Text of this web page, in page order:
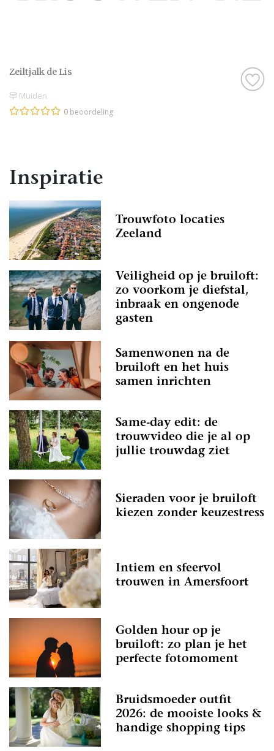
Zeiltjalk de Lis
Muiden
0 beoordeling
Inspiratie
Trouwfoto locaties
Zeeland
Veiligheid op je bruiloft:
zo voorkom je diefstal,
inbraak en ongenode
gasten
Samenwonen na de
bruiloft en het huis
samen inrichten
Same-day edit: de
trouwvideo die je al op
jullie trouwdag ziet
Sieraden voor je bruiloft
kiezen zonder keuzestress
Intiem en sfeervol
trouwen in Amersfoort
Golden hour op je
bruiloft: zo plan je het
perfecte fotomoment
Bruidsmoeder outfit
2026: de mooiste looks &
handige shopping tips